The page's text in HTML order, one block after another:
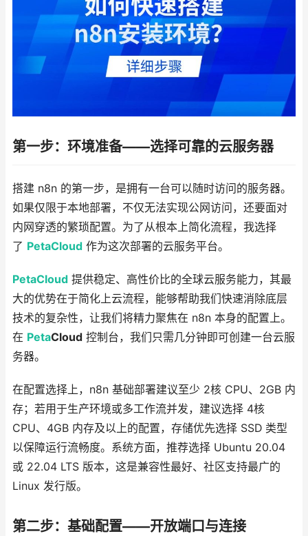
第一步：环境准备——选择可靠的云服务器
搭建 n8n 的第一步，是拥有一台可以随时访问的服务器。
如果仅限于本地部署，不仅无法实现公网访问，还要面对
内网穿透的繁琐配置。为了从根本上简化流程，我选择
了 PetaCloud 作为这次部署的云服务平台。
PetaCloud 提供稳定、高性价比的全球云服务能力，其最
大的优势在于简化上云流程，能够帮助我们快速消除底层
技术的复杂性，让我们将精力聚焦在 n8n 本身的配置上。
在 PetaCloud 控制台，我们只需几分钟即可创建一台云服
务器。
在配置选择上，n8n 基础部署建议至少 2核 CPU、2GB 内
存；若用于生产环境或多工作流并发，建议选择 4核
CPU、4GB 内存及以上的配置，存储优先选择 SSD 类型
以保障运行流畅度。系统方面，推荐选择 Ubuntu 20.04
或 22.04 LTS 版本，这是兼容性最好、社区支持最广的
Linux 发行版。
第二步：基础配置——开放端口与连接